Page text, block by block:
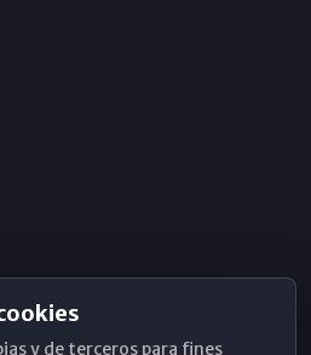
y de terceros para fines